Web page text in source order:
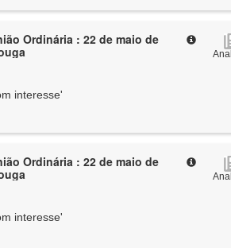
Ordinária : 22 de maio de
interesse'
Ordinária : 22 de maio de
interesse'